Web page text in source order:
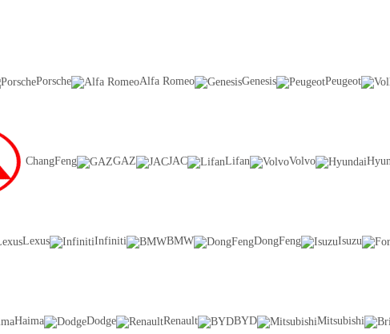
Porsche Alfa Romeo Genesis Peugeot
ChangFeng GAZ JAC Lifan Volvo
Lexus Infiniti BMW DongFeng Isuzu
Haima Dodge Renault BYD Mitsubishi